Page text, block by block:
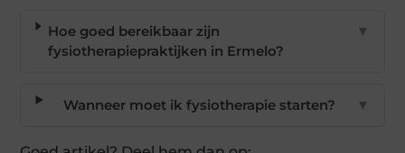
Hoe goed bereikbaar zijn
fysiotherapiepraktijken in Ermelo?
▼
Wanneer moet ik fysiotherapie starten? ▼